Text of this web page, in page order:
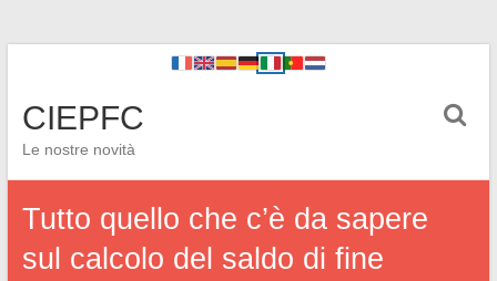
CIEPFC
Le nostre novità
Tutto quello che c’è da sapere
sul calcolo del saldo di fine